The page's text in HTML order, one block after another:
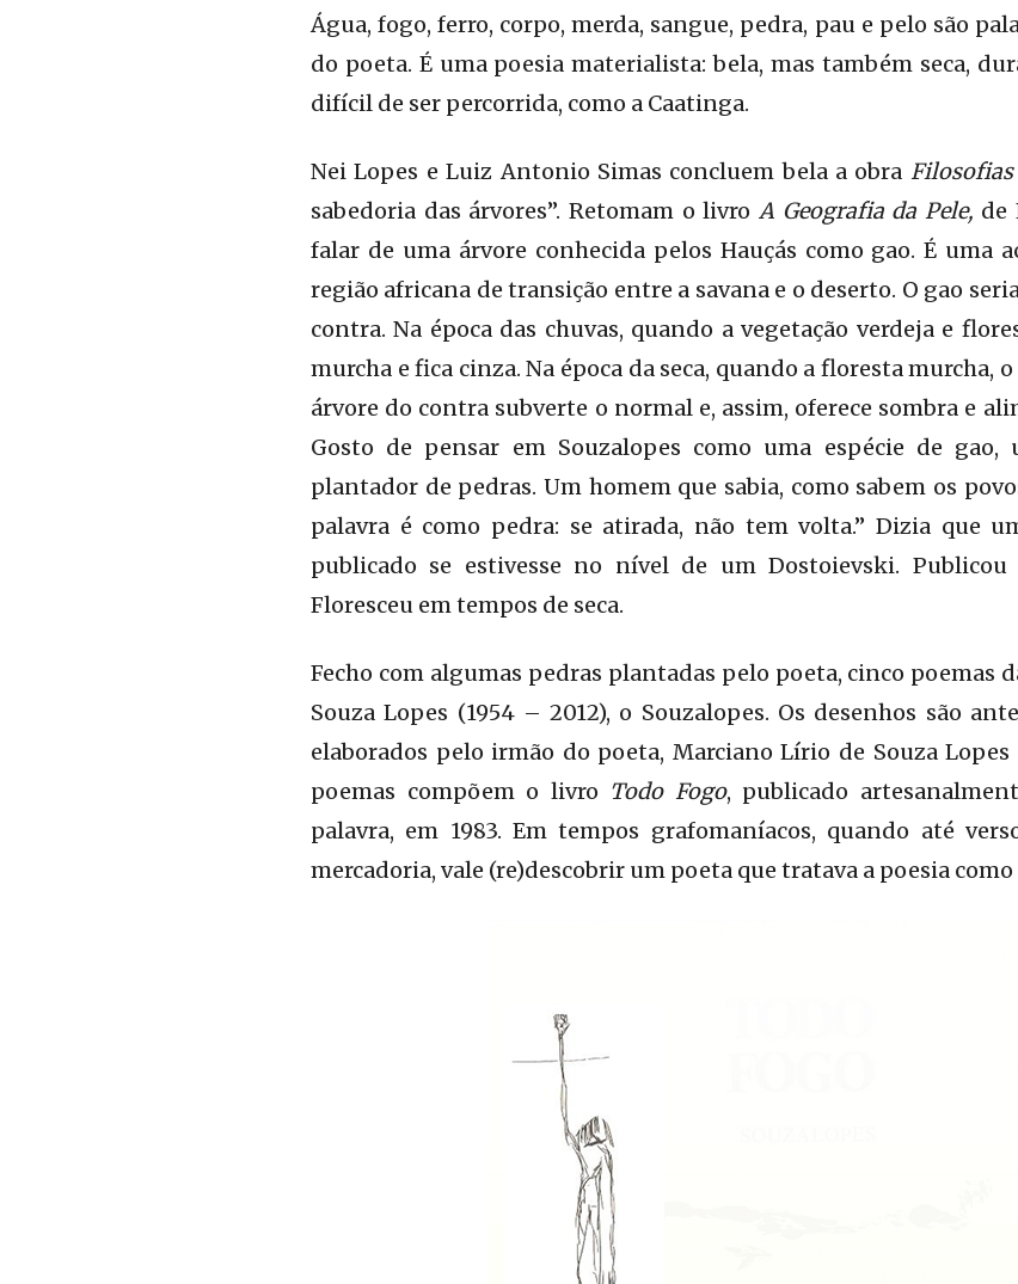
Água, fogo, ferro, corpo, merda, sangue, pedra, pau e pelo são
do poeta. É uma poesia materialista: bela, mas também seca,
difícil de ser percorrida, como a Caatinga.
Nei Lopes e Luiz Antonio Simas concluem bela a obra
sabedoria das árvores”. Retomam o livro A Geografia da Pele, de
falar de uma árvore conhecida pelos Hauçás como gao. É uma
região africana de transição entre a savana e o deserto. O gao
contra. Na época das chuvas, quando a vegetação verdeja e
murcha e fica cinza. Na época da seca, quando a floresta murcha,
árvore do contra subverte o normal e, assim, oferece sombra e
Gosto de pensar em Souzalopes como uma espécie de
plantador de pedras. Um homem que sabia, como sabem os
palavra é como pedra: se atirada, não tem volta.” Dizia que
publicado se estivesse no nível de um Dostoievski. Publicou
Floresceu em tempos de seca.
Fecho com algumas pedras plantadas pelo poeta, cinco poemas
Souza Lopes (1954 – 2012), o Souzalopes. Os desenhos são
elaborados pelo irmão do poeta, Marciano Lírio de Souza Lopes
poemas compõem o livro Todo Fogo, publicado
palavra, em 1983. Em tempos grafomaníacos, quando até
mercadoria, vale (re)descobrir um poeta que tratava a poesia como